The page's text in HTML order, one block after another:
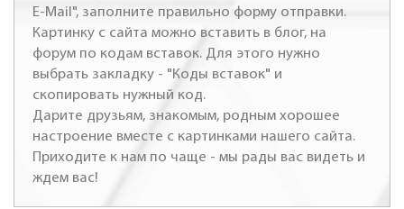
E-Mail", заполните правильно форму отправки.
Картинку с сайта можно вставить в блог, на
форум по кодам вставок. Для этого нужно
выбрать закладку - "Коды вставок" и
скопировать нужный код.
Дарите друзьям, знакомым, родным хорошее
настроение вместе с картинками нашего сайта.
Приходите к нам по чаще - мы рады вас видеть и
ждем вас!